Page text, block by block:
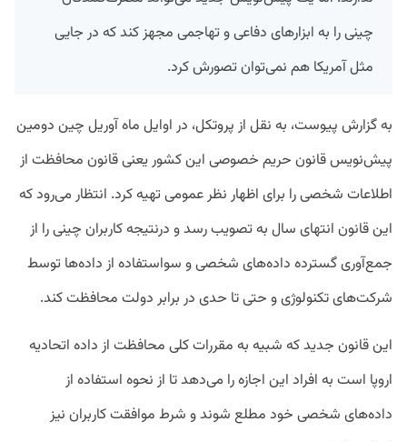
چینی را به ابزار‌های دفاعی و تهاجمی مجهز کند که در جایی
مثل آمریکا هم نمی‌توان تصورش کرد.
به گزارش پیوست، به نقل از پروتکل، در اوایل ماه آوریل چین دومین
پیش‌نویس قانون حریم خصوصی این کشور یعنی قانون محافظت از
اطلاعات شخصی را برای اظهار نظر عمومی تهیه کرد. انتظار می‌رود که
این قانون انتهای سال به تصویب رسد و درنتیجه کاربران چینی را از
جمع‌آوری گسترده داده‌های شخصی و سواستفاده از داده‌ها توسط
شرکت‌های تکنولوژی و حتی تا حدی در برابر دولت محافظت کند.
این قانون جدید که شبیه به مقررات کلی محافظت از داده اتحادیه
اروپا است به افراد این اجازه را می‌دهد تا از نحوه استفاده از
داده‌های شخصی خود مطلع شوند و شرط موافقت کاربران نیز